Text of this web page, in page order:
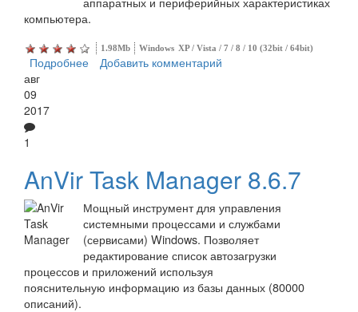
компьютера.
1.98Mb Windows XP / Vista / 7 / 8 / 10 (32bit / 64bit)
Подробнее о Wise System Monitor
Добавить комментарий
авг
09
2017
1
AnVir Task Manager 8.6.7
Мощный инструмент для управления
системными процессами и службами
(сервисами) Windows. Позволяет
редактирование список автозагрузки
процессов и приложений используя
пояснительную информацию из базы данных (80000
описаний).